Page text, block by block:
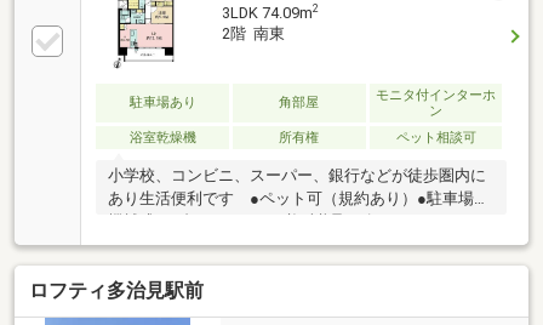
3LDK 74.09m2
2階 南東
駐車場あり 角部屋
モニタ付インターホ
ン
浴室乾燥機
所有権 ペット相談可
小学校、コンビニ、スーパー、銀行などが徒歩圏内に
あり生活便利です ●ペット可（規約あり）●駐車場は
機械式、1台8000円/月、必ず継承●ゴミステーション
協力金、300円/月●宅地造成及び特定盛土等規制法●建
築基準法第22条区域●第一種特別工業地区●駐車場整備
地区●精華小学校へ徒歩約7分●陶都中学校へ徒歩約18
分●セブンイレブン多治見駅北店へ徒歩約5分（約400
ロフティ多治見駅前